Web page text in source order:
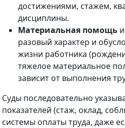
достижениями, стажем,
дисциплины.
Материальная помощь
разовый характер и
жизни работника
тяжелое материальное
зависит от выполнения
Суды последовательно
показателей (стаж, оклад,
системы оплаты труда, даже